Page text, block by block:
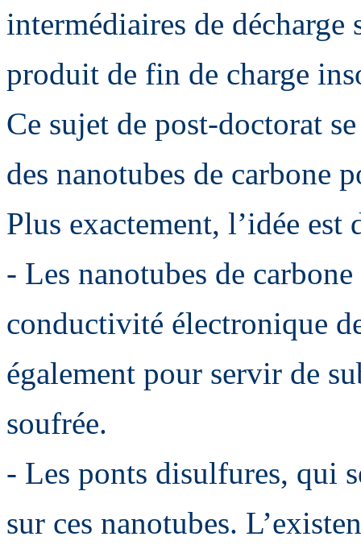
intermédiaires de
produit de fin de charge
Ce sujet de post-doctorat
des nanotubes de carbone
Plus exactement, l’idée est
- Les nanotubes de
conductivité électronique
également pour servir de
soufrée.
- Les ponts disulfures, qui
sur ces nanotubes.